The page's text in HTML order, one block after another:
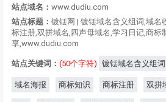
站点域名： www.dudiu.com
站点标题： 镀铥网 | 镀铥域名含义组词,域名
标注册,双拼域名,四声母域名,学习日记,商标
享,www.dudiu.com
站点关键词： (50个字符) 镀铥域名含义组词
域名海报 商标知识 商标注册 双拼